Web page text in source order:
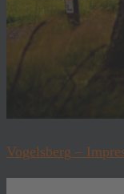
Vogelsberg –